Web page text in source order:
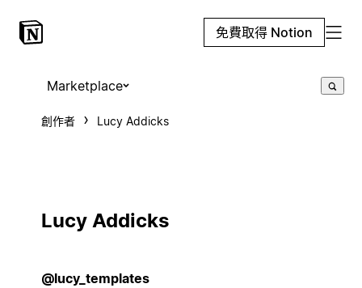
免費取得 Notion
Marketplace
創作者 Lucy Addicks
Lucy Addicks
@lucy_templates